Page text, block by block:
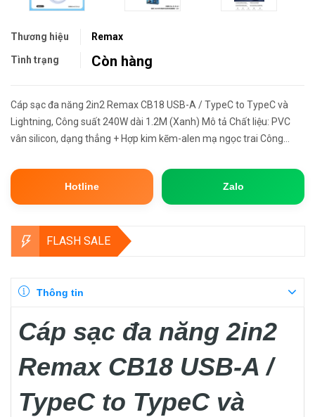
Thương hiệu Remax
Tình trạng Còn hàng
Cáp sạc đa năng 2in2 Remax CB18 USB-A / TypeC to TypeC và
Lightning, Công suất 240W dài 1.2M (Xanh) Mô tả Chất liệu: PVC
vân silicon, dạng thẳng + Hợp kim kẽm-alen mạ ngọc trai Công
Hotline Zalo
FLASH SALE
Thông tin
Cáp sạc đa năng 2in2
Remax CB18 USB-A /
TypeC to TypeC và